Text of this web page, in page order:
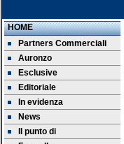
HOME
Partners Commerciali
Auronzo
Esclusive
Editoriale
In evidenza
News
Il punto di